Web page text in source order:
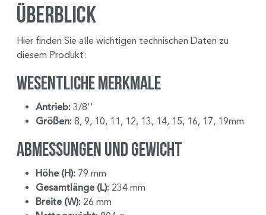
Überblick
Hier finden Sie alle wichtigen technischen Daten zu
diesem Produkt:
Wesentliche Merkmale
Antrieb: 3/8''
Größen: 8, 9, 10, 11, 12, 13, 14, 15, 16, 17, 19mm
Abmessungen und Gewicht
Höhe (H): 79 mm
Gesamtlänge (L): 234 mm
Breite (W): 26 mm